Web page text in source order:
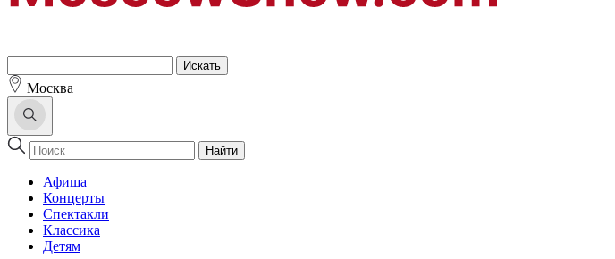
Москва
Найти
Афиша
Концерты
Спектакли
Классика
Детям